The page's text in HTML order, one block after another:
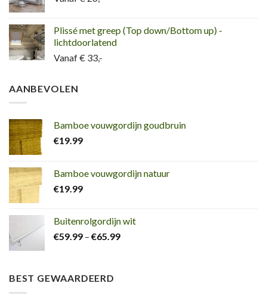
Plissé met greep (Top down/Bottom up) -
lichtdoorlatend
Vanaf € 33,-
AANBEVOLEN
Bamboe vouwgordijn goudbruin
€19.99
Bamboe vouwgordijn natuur
€19.99
Buitenrolgordijn wit
€59.99 – €65.99
BEST GEWAARDEERD